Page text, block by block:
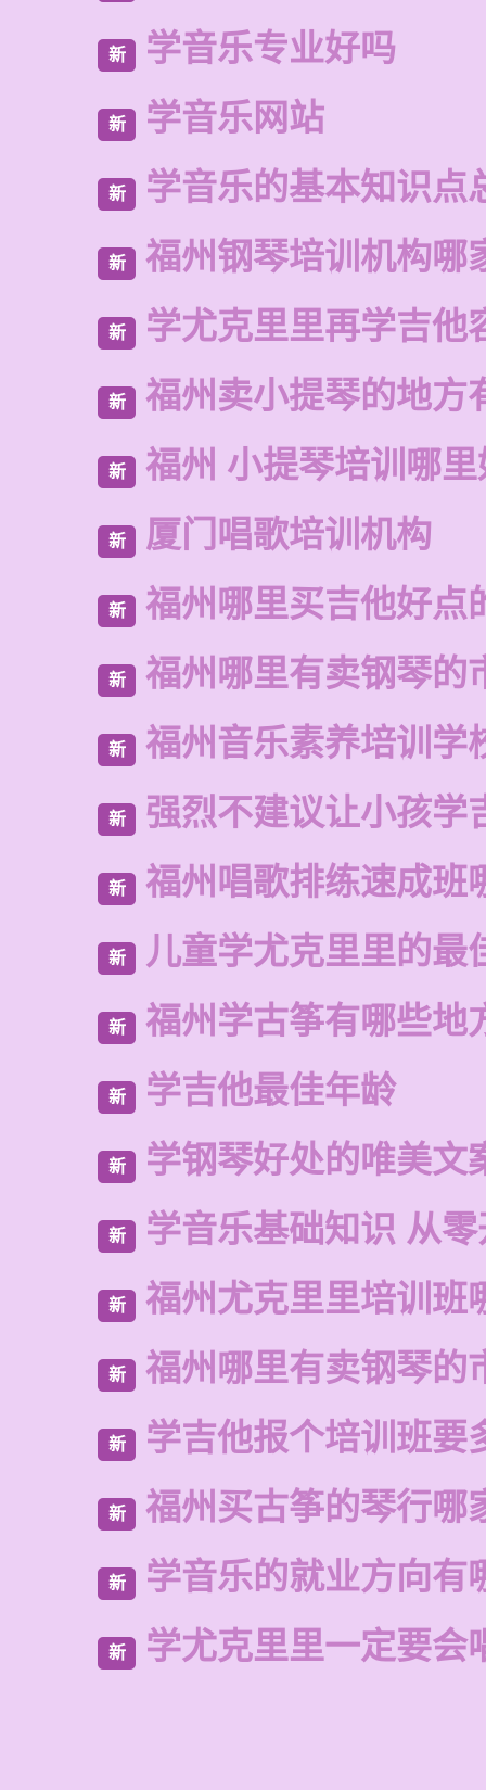
新 学音乐专业好吗
新 学音乐网站
新 学音乐的基本知识点
新 福州钢琴培训机构哪
新 学尤克里里再学吉他
新 福州卖小提琴的地方
新 福州 小提琴培训哪里
新 厦门唱歌培训机构
新 福州哪里买吉他好点
新 福州哪里有卖钢琴的
新 福州音乐素养培训学
新 强烈不建议让小孩学
新 福州唱歌排练速成班
新 儿童学尤克里里的最
新 福州学古筝有哪些地
新 学吉他最佳年龄
新 学钢琴好处的唯美文
新 学音乐基础知识 从
新 福州尤克里里培训班
新 福州哪里有卖钢琴的
新 学吉他报个培训班要
新 福州买古筝的琴行哪
新 学音乐的就业方向有
新 学尤克里里一定要会